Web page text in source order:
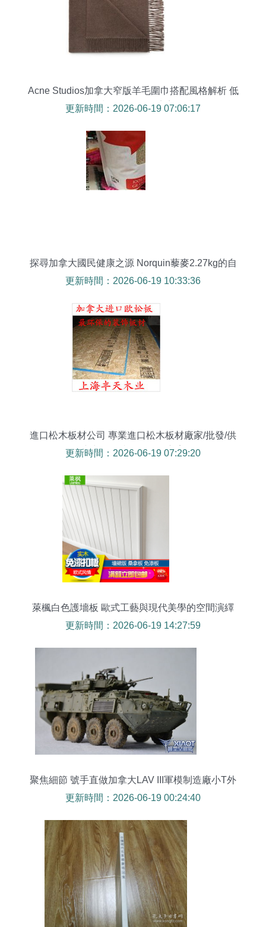
Acne Studios加拿大窄版羊毛圍巾搭配風格解析 低
調質感與自由風格的完美碰撞
更新時間：2026-06-19 07:06:17
探尋加拿大國民健康之源 Norquin藜麥2.27kg的自
然減肥力量
更新時間：2026-06-19 10:33:36
進口松木板材公司 專業進口松木板材廠家/批發/供
應商，免漆扣板優選方案
更新時間：2026-06-19 07:29:20
萊楓白色護墻板 歐式工藝與現代美學的空間演繹
更新時間：2026-06-19 14:27:59
聚焦細節 號手直做加拿大LAV III軍模制造廠小T外
墻板涂裝技巧
更新時間：2026-06-19 00:24:40